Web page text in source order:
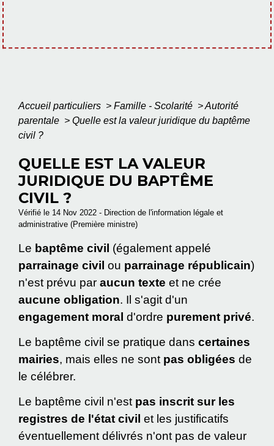
Accueil particuliers > Famille - Scolarité >Autorité
parentale > Quelle est la valeur juridique du baptême
civil ?
QUELLE EST LA VALEUR
JURIDIQUE DU BAPTÊME
CIVIL ?
Vérifié le 14 Nov 2022 - Direction de l'information légale et
administrative (Première ministre)
Le baptême civil (également appelé
parrainage civil ou parrainage républicain)
n'est prévu par aucun texte et ne crée
aucune obligation. Il s'agit d'un
engagement moral d'ordre purement privé.
Le baptême civil se pratique dans certaines
mairies, mais elles ne sont pas obligées de
le célébrer.
Le baptême civil n'est pas inscrit sur les
registres de l'état civil et les justificatifs
éventuellement délivrés n'ont pas de valeur